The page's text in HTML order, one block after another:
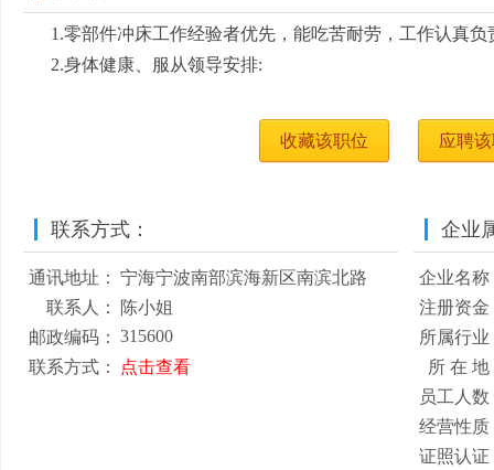
1.零部件冲床工作经验者优先，能吃苦耐劳，工作认真负
2.身体健康、服从领导安排:
收藏该职位 应聘
联系方式：
通讯地址：
宁海宁波南部滨海新区南滨北路
联系人：
陈小姐
邮政编码：
315600
联系方式：
点击查看
企业
企业名称
注册资金
所属行业
所 在 地
员工人数
经营性质
证照认证